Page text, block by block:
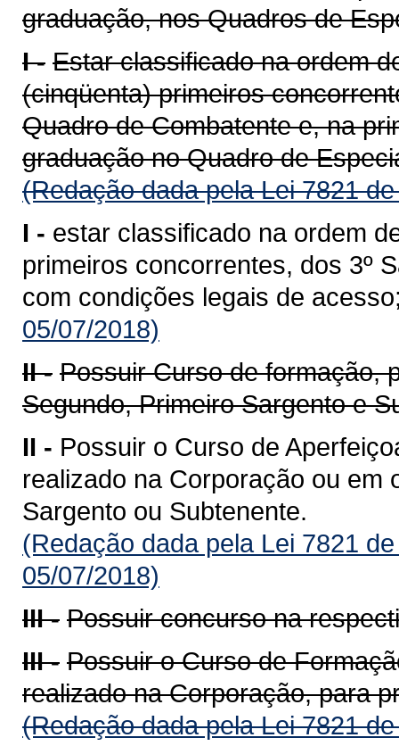
graduação, nos Quadros de
I - Estar classificado na ordem
(cinqüenta) primeiros
Quadro de Combatente e, na
graduação no Quadro de
(Redação dada pela Lei 7821
I - estar classificado na ordem
primeiros concorrentes, dos 3º
com condições legais de
05/07/2018)
II - Possuir Curso de formação,
Segundo, Primeiro Sargento e
II - Possuir o Curso de
realizado na Corporação ou em
Sargento ou Subtenente.
(Redação dada pela Lei 7821
05/07/2018)
III - Possuir concurso na
III - Possuir o Curso de
realizado na Corporação, para
(Redação dada pela Lei 7821